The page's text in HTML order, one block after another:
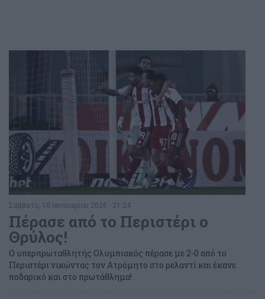
Σάββατο, 10 Ιανουαρίου 2026 - 21:24
Πέρασε από το Περιστέρι ο
Θρύλος!
Ο υπερπρωταθλητής Ολυμπιακός πέρασε με 2-0 από το
Περιστέρι νικώντας τον Ατρόμητο στο ρελαντί και έκανε
ποδαρικό και στο πρωτάθλημα!